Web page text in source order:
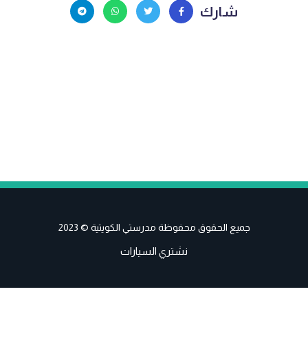
شارك
جميع الحقوق محفوظة مدرستي الكويتية © 2023
نشتري السيارات